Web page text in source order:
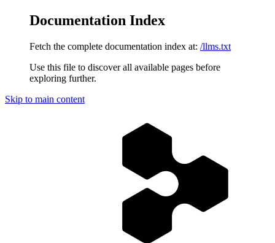
Documentation Index
Fetch the complete documentation index at: /llms.txt
Use this file to discover all available pages before
exploring further.
Skip to main content